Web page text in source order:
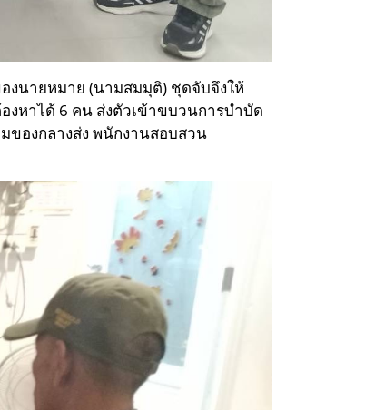
งนายหมาย (นามสมมุติ) ชุดจับจึงให้
งหาได้ 6 คน ส่งตัวเข้าขบวนการบำบัด
ของกลางส่ง พนักงานสอบสวน